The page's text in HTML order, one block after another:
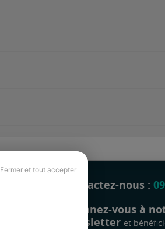
Fermer et tout accepter
Contactez-nous :
Abonnez-vous à
newsletter et